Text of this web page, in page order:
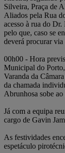
Silveira, Praça de
Aliados pela Rua
acesso à rua do
pelo que, caso se
deverá procurar via
00h00 - Hora
Municipal do Porto,
Varanda da
da chamada
Abrunhosa sobe
Já com a equipa
cargo de Gavin
As festividades
espetáculo